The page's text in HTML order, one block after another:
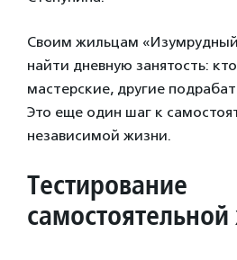
Своим жильцам
найти дневную занятость:
мастерские, другие
Это еще один шаг к
независимой жизни.
Тестирование